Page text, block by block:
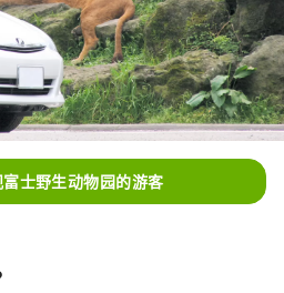
士野生动物园的游客